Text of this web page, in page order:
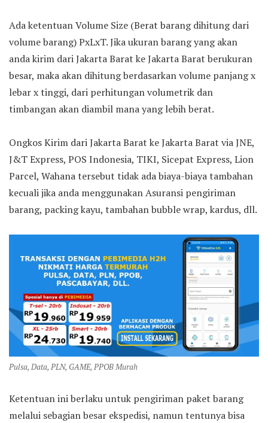
Ada ketentuan Volume Size (Berat barang dihitung dari
volume barang) PxLxT. Jika ukuran barang yang akan
anda kirim dari Jakarta Barat ke Jakarta Barat berukuran
besar, maka akan dihitung berdasarkan volume panjang x
lebar x tinggi, dari perhitungan volumetrik dan
timbangan akan diambil mana yang lebih berat.
Ongkos Kirim dari Jakarta Barat ke Jakarta Barat via JNE,
J&T Express, POS Indonesia, TIKI, Sicepat Express, Lion
Parcel, Wahana tersebut tidak ada biaya-biaya tambahan
kecuali jika anda menggunakan Asuransi pengiriman
barang, packing kayu, tambahan bubble wrap, kardus, dll.
Pulsa, Data, PLN, GAME, PPOB Murah
Ketentuan ini berlaku untuk pengiriman paket barang
melalui sebagian besar ekspedisi, namun tentunya bisa